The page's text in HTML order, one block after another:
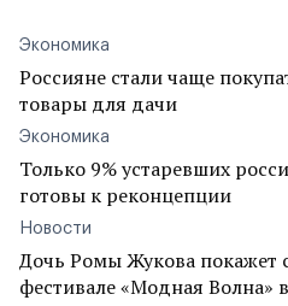
Экономика
Россияне стали чаще
товары для дачи
Экономика
Только 9% устаревших
готовы к реконцепции
Новости
Дочь Ромы Жукова покажет
фестивале «Модная Волна»